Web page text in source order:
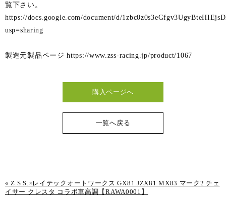
覧下さい。
https://docs.google.com/document/d/
usp=sharing
製造元製品ページhttps://www.zss-racing.jp/product/1067
購入ページへ
一覧へ戻る
«Z.S.S.×レイテックオートワークス GX81 JZX81 MX83 マーク2 チェ
イサー クレスタ コラボ車高調【RAWA0001】